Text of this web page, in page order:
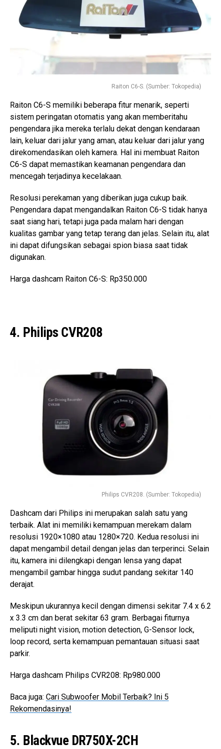
Raiton C6-S. (Sumber: Tokopedia)
Raiton C6-S memiliki beberapa fitur menarik, seperti
sistem peringatan otomatis yang akan memberitahu
pengendara jika mereka terlalu dekat dengan kendaraan
lain, keluar dari jalur yang aman, atau keluar dari jalur yang
direkomendasikan oleh kamera. Hal ini membuat Raiton
C6-S dapat memastikan keamanan pengendara dan
mencegah terjadinya kecelakaan.
Resolusi perekaman yang diberikan juga cukup baik.
Pengendara dapat mengandalkan Raiton C6-S tidak hanya
saat siang hari, tetapi juga pada malam hari dengan
kualitas gambar yang tetap terang dan jelas. Selain itu, alat
ini dapat difungsikan sebagai spion biasa saat tidak
digunakan.
Harga dashcam Raiton C6-S: Rp350.000
4. Philips CVR208
Philips CVR208. (Sumber: Tokopedia)
Dashcam dari Philips ini merupakan salah satu yang
terbaik. Alat ini memiliki kemampuan merekam dalam
resolusi 1920×1080 atau 1280×720. Kedua resolusi ini
dapat mengambil detail dengan jelas dan terperinci. Selain
itu, kamera ini dilengkapi dengan lensa yang dapat
mengambil gambar hingga sudut pandang sekitar 140
derajat.
Meskipun ukurannya kecil dengan dimensi sekitar 7.4 x 6.2
x 3.3 cm dan berat sekitar 63 gram. Berbagai fiturnya
meliputi night vision, motion detection, G-Sensor lock,
loop record, serta kemampuan pemantauan situasi saat
parkir.
Harga dashcam Philips CVR208: Rp980.000
Baca juga: Cari Subwoofer Mobil Terbaik? Ini 5
Rekomendasinya!
5. Blackvue DR750X-2CH